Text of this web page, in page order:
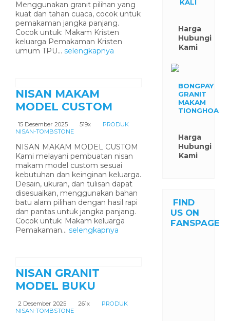
Menggunakan granit pilihan yang
kuat dan tahan cuaca, cocok untuk
pemakaman jangka panjang.
Cocok untuk: Makam Kristen
keluarga Pemakaman Kristen
umum TPU... selengkapnya
NISAN MAKAM
MODEL CUSTOM
15 Desember 2025 519x
PRODUK
NISAN-TOMBSTONE
NISAN MAKAM MODEL CUSTOM
Kami melayani pembuatan nisan
makam model custom sesuai
kebutuhan dan keinginan keluarga.
Desain, ukuran, dan tulisan dapat
disesuaikan, menggunakan bahan
batu alam pilihan dengan hasil rapi
dan pantas untuk jangka panjang.
Cocok untuk: Makam keluarga
Pemakaman... selengkapnya
NISAN GRANIT
MODEL BUKU
2 Desember 2025 261x
PRODUK
NISAN-TOMBSTONE
KALI
Harga
Hubungi
Kami
BONGPAY
GRANIT
MAKAM
TIONGHOA
Harga
Hubungi
Kami
FIND
US ON
FANSPAGE